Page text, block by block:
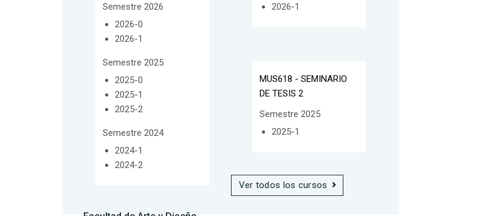
Semestre 2026
2026-0
2026-1
Semestre 2025
2025-0
2025-1
2025-2
Semestre 2024
2024-1
2024-2
2026-1
MUS618 - SEMINARIO
DE TESIS 2
Semestre 2025
2025-1
Ver todos los cursos